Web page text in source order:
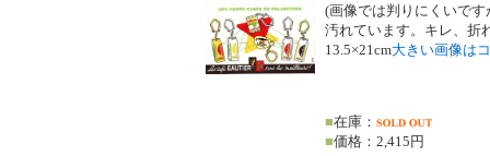
(画像では判りにくいで
汚れています。キレ、折
13.5×21cm大きい画像は
■在庫：
■価格：2,415円